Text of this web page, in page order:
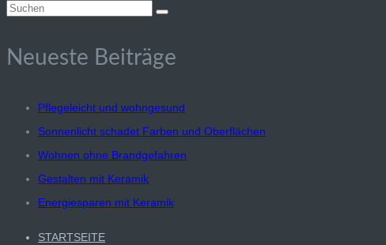
Suchen
Neueste Beiträge
Pflegeleicht und wohngesund
Sonnenlicht schadet Farben und Oberflächen
Wohnen ohne Brandgefahren
Gestalten mit Keramik
Energiesparen mit Keramik
STARTSEITE